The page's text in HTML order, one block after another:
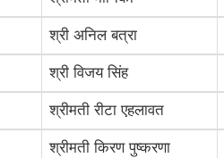
श्री अनिल बत्रा
श्री विजय सिंह
श्रीमती रीटा एहलावत
श्रीमती किरण पुष्करणा